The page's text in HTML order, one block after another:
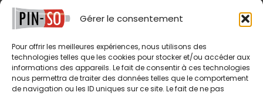
Gérer le consentement
Pour offrir les meilleures expériences, nous utilisons des
technologies telles que les cookies pour stocker et/ou accéder aux
informations des appareils. Le fait de consentir à ces technologies
nous permettra de traiter des données telles que le comportement
de navigation ou les ID uniques sur ce site. Le fait de ne pas
Démos gratuites
Powertex Canada
SERVICES
Livraison